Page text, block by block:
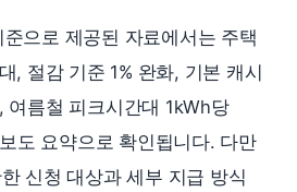
으로 제공된 자료에서는 주택
, 절감 기준 1% 완화, 기본 캐시
여름철 피크시간대 1kWh당
도 요약으로 확인됩니다. 다만
신청 대상과 세부 지급 방식